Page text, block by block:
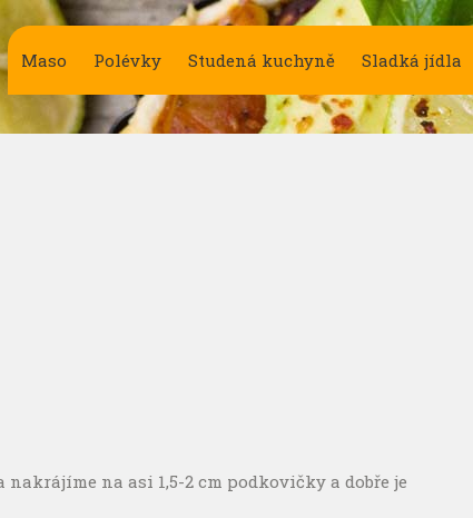
Maso Polévky Studená kuchyně Sladká jídla
na asi 1,5-2 cm podkovičky a dobře je